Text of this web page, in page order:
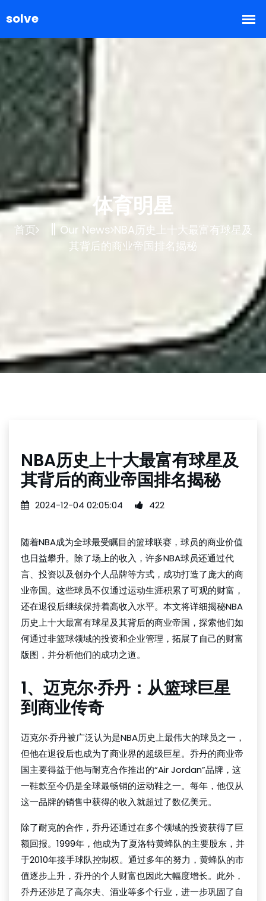
体育明星
首页 Our News NBA历史上十大最富有球星及
其背后的商业帝国排名揭秘
NBA历史上十大最富有球星及
其背后的商业帝国排名揭秘
2024-12-04 02:05:04 422
随着NBA成为全球最受瞩目的篮球联赛，球员的商业价值
也日益攀升。除了场上的收入，许多NBA球员还通过代
言、投资以及创办个人品牌等方式，成功打造了庞大的商
业帝国。这些球员不仅通过运动生涯积累了可观的财富，
还在退役后继续保持着高收入水平。本文将详细揭秘NBA
历史上十大最富有球星及其背后的商业帝国，探索他们如
何通过非篮球领域的投资和企业管理，拓展了自己的财富
版图，并分析他们的成功之道。
1、迈克尔·乔丹：从篮球巨星
到商业传奇
迈克尔·乔丹被广泛认为是NBA历史上最伟大的球员之一，
但他在退役后也成为了商业界的超级巨星。乔丹的商业帝
国主要得益于他与耐克合作推出的“Air Jordan”品牌，这
一鞋款至今仍是全球最畅销的运动鞋之一。每年，他仅从
这一品牌的销售中获得的收入就超过了数亿美元。
除了耐克的合作，乔丹还通过在多个领域的投资获得了巨
额回报。1999年，他成为了夏洛特黄蜂队的主要股东，并
于2010年接手球队控制权。通过多年的努力，黄蜂队的市
值逐步上升，乔丹的个人财富也因此大幅度增长。此外，
乔丹还涉足了高尔夫、酒业等多个行业，进一步巩固了自